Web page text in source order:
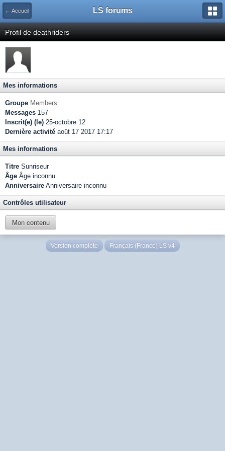
← Accueil LS forums
Profil de deathriders
Mes informations
Groupe Members
Messages 157
Inscrit(e) (le) 25-octobre 12
Dernière activité août 17 2017 17:17
Mes informations
Titre Sunriseur
Âge Âge inconnu
Anniversaire Anniversaire inconnu
Contrôles utilisateur
Mon contenu
Version complète Français (France) LS v4